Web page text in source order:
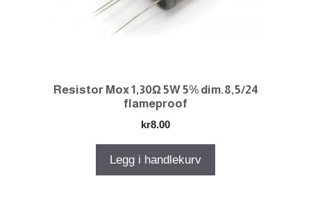
Resistor Mox 1,30Ω 5W 5% dim.8,5/24
flameproof
kr8.00
Legg i handlekurv